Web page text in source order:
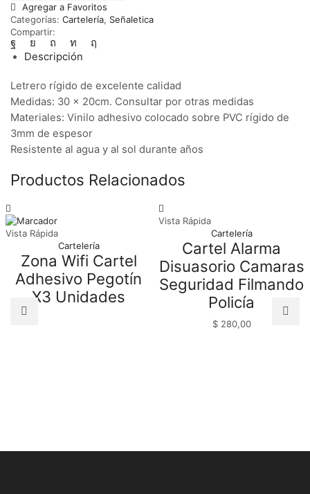
Agregar a Favoritos
Categorías: Cartelería, Señaletica
Compartir:
Descripción
Letrero rígido de excelente calidad
Medidas: 30 x 20cm. Consultar por otras medidas
Materiales: Vinilo adhesivo colocado sobre PVC rígido de
3mm de espesor
Resistente al agua y al sol durante años
Productos Relacionados
Vista Rápida
Cartelería
Zona Wifi Cartel
Adhesivo Pegotín
X3 Unidades
Vista Rápida
Cartelería
Cartel Alarma
Disuasorio Camaras
Seguridad Filmando
Policía
$280,00